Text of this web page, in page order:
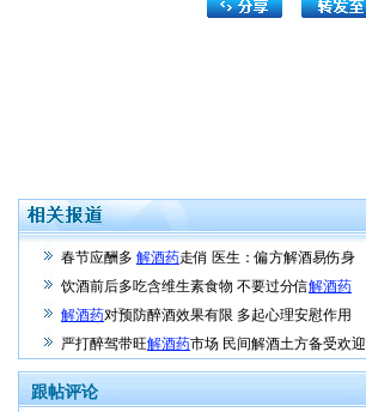
春节应酬多 解酒药走俏 医生：偏方解酒易伤身
饮酒前后多吃含维生素食物 不要过分信解酒药
解酒药对预防醉酒效果有限 多起心理安慰作用
严打醉驾带旺解酒药市场 民间解酒土方备受欢迎
跟帖评论